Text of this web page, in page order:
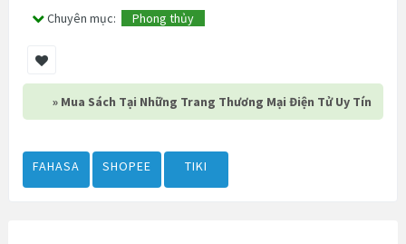
Chuyên mục: Phong thủy
» Mua Sách Tại Những Trang Thương Mại Điện Tử Uy Tín
FAHASA SHOPEE TIKI